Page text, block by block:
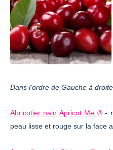
Dans l'ordre de Gauche à
Abricotier nain Apricot Me ®-
peau lisse et rouge sur la face